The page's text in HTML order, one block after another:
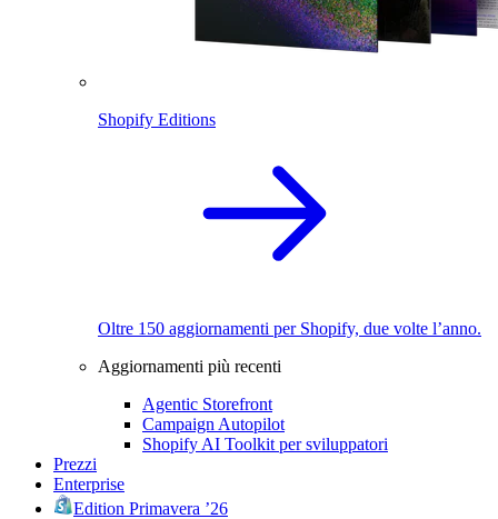
Shopify Editions
Oltre 150 aggiornamenti per Shopify, due volte l’anno.
Aggiornamenti più recenti
Agentic Storefront
Campaign Autopilot
Shopify AI Toolkit per sviluppatori
Prezzi
Enterprise
Edition Primavera ’26